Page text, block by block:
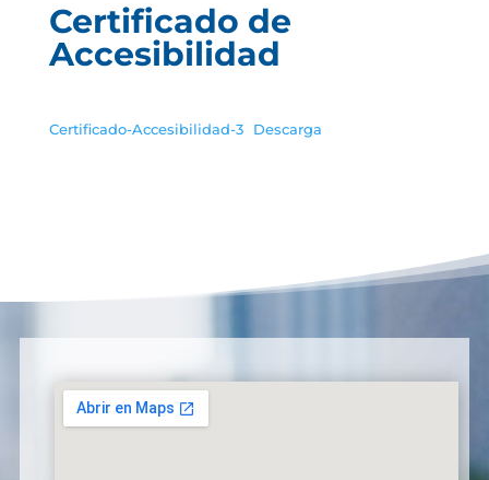
Certificado de
Accesibilidad
Certificado-Accesibilidad-3 Descarga